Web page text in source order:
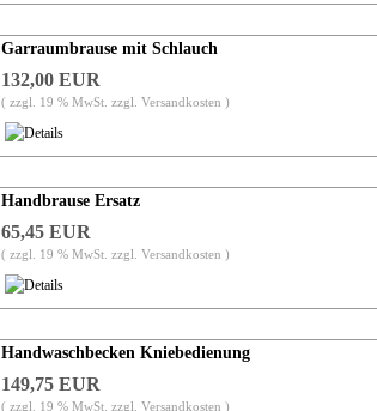
Garraumbrause mit Schlauch
132,00 EUR
( zzgl. 19 % MwSt. zzgl. Versandkosten )
Handbrause Ersatz
65,45 EUR
( zzgl. 19 % MwSt. zzgl. Versandkosten )
Handwaschbecken Kniebedienung
149,75 EUR
( zzgl. 19 % MwSt. zzgl. Versandkosten )